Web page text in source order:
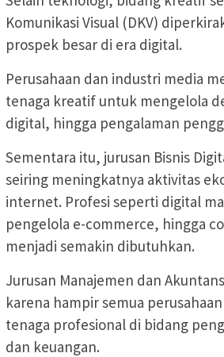
Komunikasi Visual (DKV)
prospek besar di era digital.
Perusahaan dan industri media
tenaga kreatif untuk mengelola
digital, hingga pengalaman
Sementara itu, jurusan Bisnis
seiring meningkatnya aktivitas
internet. Profesi seperti digital
pengelola e-commerce, hingga
menjadi semakin dibutuhkan.
Jurusan Manajemen dan
karena hampir semua
tenaga profesional di bidang
dan keuangan.